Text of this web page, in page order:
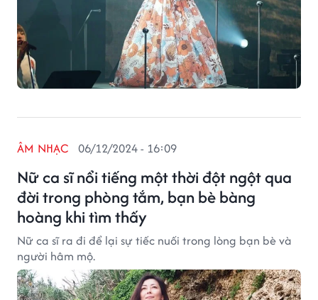
Nữ ca sĩ nổi tiếng một thời đột ngột qua
đời trong phòng tắm, bạn bè bàng
hoàng khi tìm thấy
ÂM NHẠC 06/12/2024 - 16:09
Nữ ca sĩ ra đi để lại sự tiếc nuối trong lòng bạn bè và
người hâm mộ.